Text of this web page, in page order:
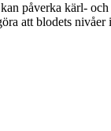
påverka kärl-
att blodets nivåer